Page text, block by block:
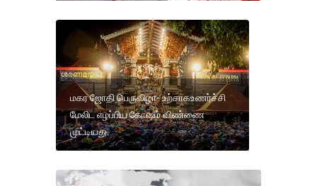
மகர ஜோதி பெருவிழா- உற்சாகஉணர்ச்சி
மேலிட எழப்பிய கோஷம் விண்ணை
முட்டியது.